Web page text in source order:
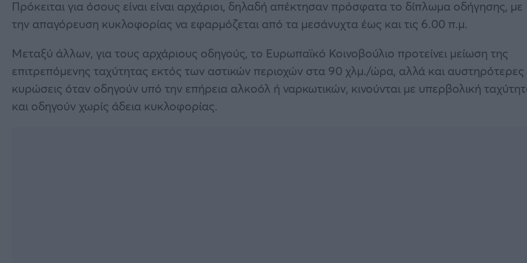
Πρόκειται για όσους είναι είναι αρχάριοι, δηλαδή απέκτησαν πρόσφατα το δίπλωμα οδήγησης, με
την απαγόρευση κυκλοφορίας να εφαρμόζεται από τα μεσάνυχτα έως και τις 6.00 π.μ.
Μεταξύ άλλων, για τους αρχάριους οδηγούς, το Ευρωπαϊκό Κοινοβούλιο προτείνει μείωση της
επιτρεπόμενης ταχύτητας εκτός των αστικών περιοχών στα 90 χλμ./ώρα, αλλά και αυστηρότερες
κυρώσεις όταν οδηγούν υπό την επήρεια αλκοόλ ή ναρκωτικών, κινούνται με υπερβολική
και οδηγούν χωρίς άδεια κυκλοφορίας.